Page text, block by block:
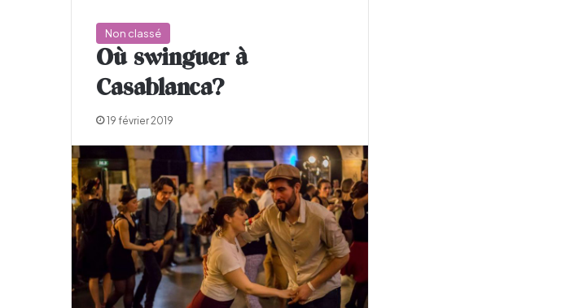
Non classé
Où swinguer à
Casablanca?
19 février 2019